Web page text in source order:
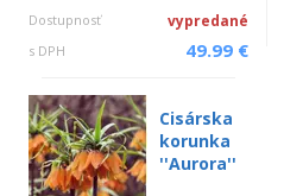
Dostupnosť vypredané
s DPH 49.99 €
Cisárska
korunka
''Aurora''